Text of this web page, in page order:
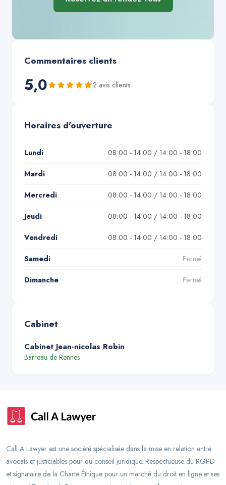
Commentaires clients
5,0 2 avis clients
Horaires d'ouverture
Lundi 08:00 - 14:00 / 14:00 - 18:00
Mardi 08:00 - 14:00 / 14:00 - 18:00
Mercredi 08:00 - 14:00 / 14:00 - 18:00
Jeudi 08:00 - 14:00 / 14:00 - 18:00
Vendredi 08:00 - 14:00 / 14:00 - 18:00
Samedi Fermé
Dimanche Fermé
Cabinet
Cabinet Jean-nicolas Robin
Barreau de Rennes
Call A Lawyer est une société spécialisée dans la mise en relation entre
avocats et justiciables pour du conseil juridique. Respectueuse du RGPD
et signataire de la Charte Éthique pour un marché du droit en ligne et ses